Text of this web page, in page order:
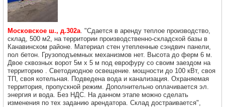
Московское ш., д.302а. "Сдается в аренду теплое производство,
склад, 500 м2, на территории производственно-складской базы в
Канавинском районе. Материал стен утепленные сэндвич панели,
пол бетон. Грузоподъемных механизмов нет. Высота до ферм 6 м.
Двое сквозных ворот 5м х 5 м под еврофуру со своим заездом на
территорию . Светодиодное освещение. мощности до 100 кВт, своя
ТП, своя котельная. Подведена вода и канализация. Охраняемая
территория, пропускной режим. Дополнительно оплачивается эл.
энергия и вода. Без НДС. На данном этапе можно сделать
изменения по тех заданию арендатора. Склад достраивается",